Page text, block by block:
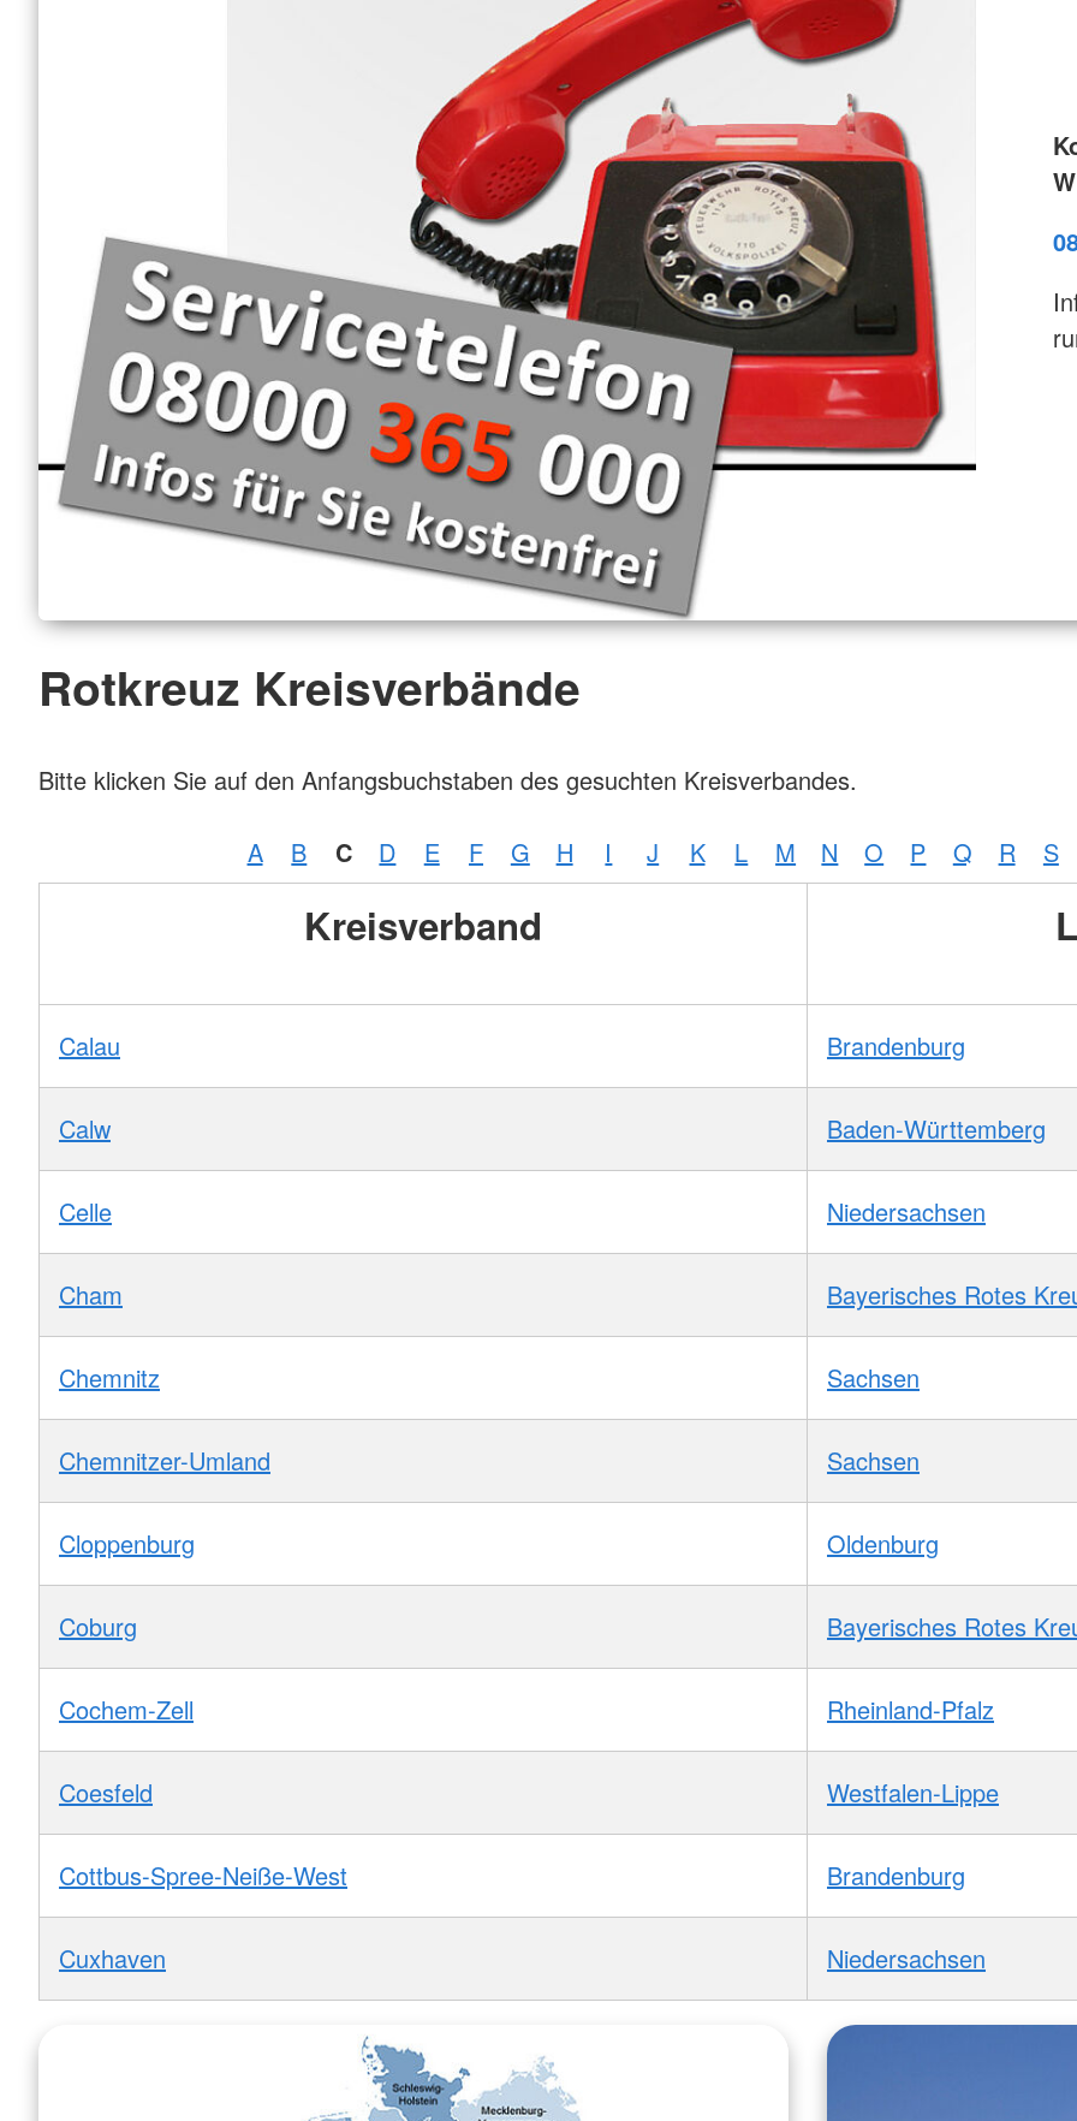
Rotkreuz Kreisverbände
Bitte klicken Sie auf den Anfangsbuchstaben des gesuchten Kreisverbandes.
A B C D E F G H I J K L M N O P Q R S
Kreisverband
Calau Brandenburg
Calw Baden-Württemberg
Celle Niedersachsen
Cham Bayerisches Rotes
Chemnitz Sachsen
Chemnitzer-Umland Sachsen
Cloppenburg Oldenburg
Coburg Bayerisches Rotes
Cochem-Zell Rheinland-Pfalz
Coesfeld Westfalen-Lippe
Cottbus-Spree-Neiße-West Brandenburg
Cuxhaven Niedersachsen